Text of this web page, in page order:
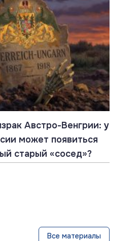
Австро-Венгрии: у
может появиться
старый «сосед»?
Все материалы